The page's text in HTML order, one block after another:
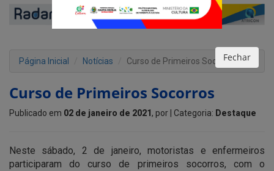
Página Inicial Notícias Curso de Primeiros Socorros
Curso de Primeiros Socorros
Publicado em 02 de janeiro de 2021, por | Categoria: Destaque
Neste sábado, 2 de janeiro, motoristas e enfermeiros
participaram do curso de primeiros socorros, com o
Fechar